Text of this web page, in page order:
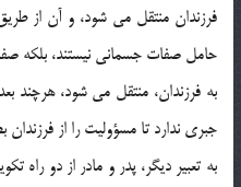
فرزندان منتقل مي شود، و آن از
حامل صفات جسماني نيستند، بلكه
به فرزندان، منتقل مي شود، هرچند
جبري ندارد تا مسؤوليت را از
به تعبير ديگر، پدر و مادر از دو راه